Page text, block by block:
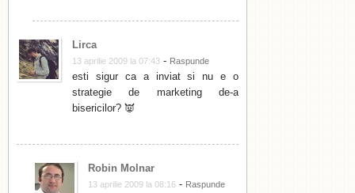
Lirca
13 aprilie 2009 la 07:43 - Raspunde
esti sigur ca a inviat si nu e o
strategie de marketing de-a
bisericilor? 👿
Robin Molnar
13 aprilie 2009 la 08:16 - Raspunde